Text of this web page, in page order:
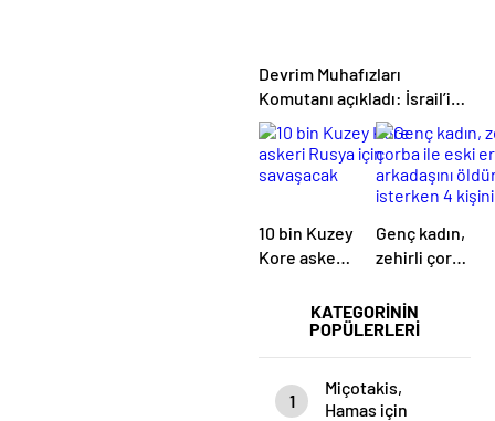
KATEGORİNİN
POPÜLERLERİ
1
Miçotakis,
Hamas için
Devrim Muhafızları
Komutanı açıkladı: İsrail’in
hayal dahi edemeyeceği bir
saldırı olacak
10 bin Kuzey
Kore askeri
savaşacak
Genç kadın,
zehirli çorba
erkek
arkadaşını
öldürmek
isterken 4
kişinin daha